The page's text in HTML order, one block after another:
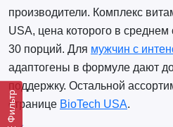
Фильтр
производители. Комплекс
USA, цена которого в среднем
30 порций. Для мужчин с
адаптогены в формуле дают
поддержку. Остальной
странице BioTech USA.